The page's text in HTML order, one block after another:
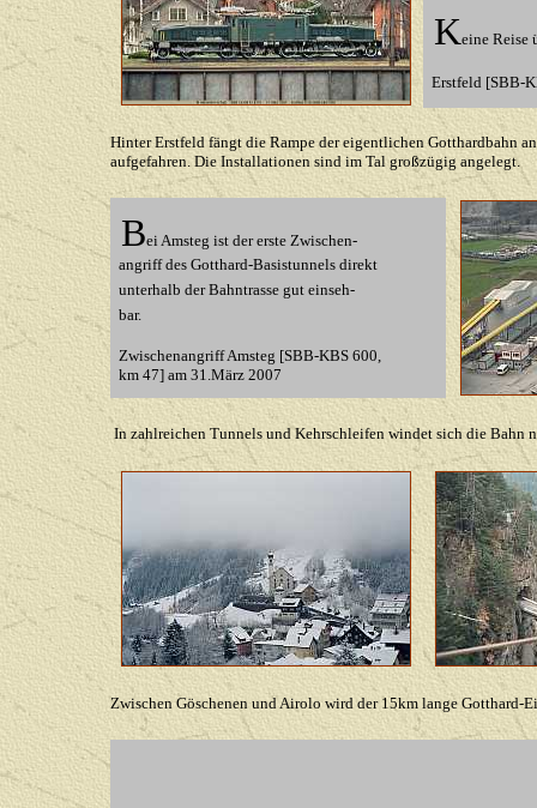
Keine Reise
Erstfeld [SBB-
Hinter Erstfeld fängt die Rampe der eigentlichen Gotthardbahn
aufgefahren. Die Installationen sind im Tal großzügig angelegt.
BeiAmsteg ist der erste Zwischen-
angriff des Gotthard-Basistunnels direkt
unterhalb der Bahntrasse gut einseh-
bar.
Zwischenangriff Amsteg [SBB-KBS 600,
km 47] am 31.März 2007
In zahlreichen Tunnels und Kehrschleifen windet sich die Bahn
Zwischen Göschenen und Airolo wird der 15km lange Gotthard-